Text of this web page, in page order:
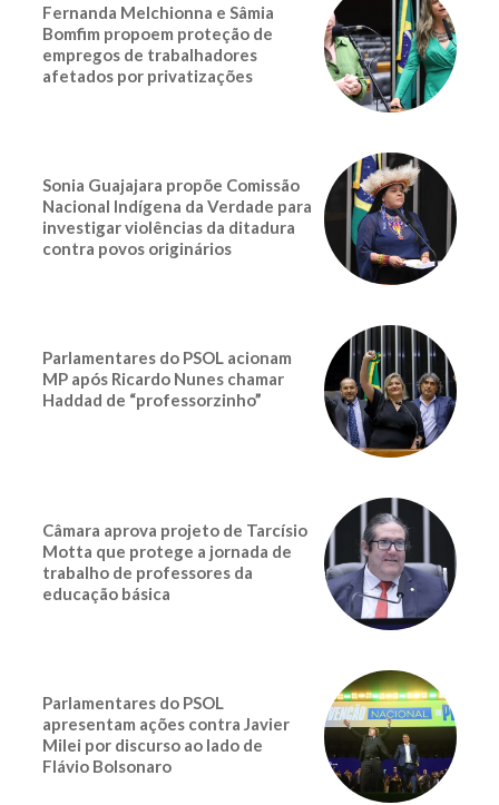
Fernanda Melchionna e Sâmia
Bomfim propoem proteção de
empregos de trabalhadores
afetados por privatizações
Sonia Guajajara propõe Comissão
Nacional Indígena da Verdade para
investigar violências da ditadura
contra povos originários
Parlamentares do PSOL acionam
MP após Ricardo Nunes chamar
Haddad de “professorzinho”
Câmara aprova projeto de Tarcísio
Motta que protege a jornada de
trabalho de professores da
educação básica
Parlamentares do PSOL
apresentam ações contra Javier
Milei por discurso ao lado de
Flávio Bolsonaro